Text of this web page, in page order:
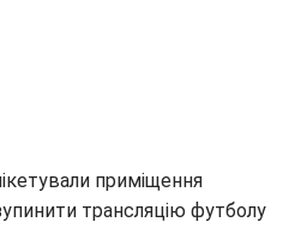
приміщення
трансляцію футболу